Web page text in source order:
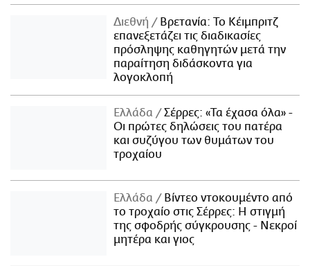
Διεθνή
Βρετανία: Το Κέιμπριτζ
επανεξετάζει τις διαδικασίες
πρόσληψης καθηγητών μετά την
παραίτηση διδάσκοντα για
λογοκλοπή
Ελλάδα
Σέρρες: «Τα έχασα όλα» -
Οι πρώτες δηλώσεις του πατέρα
και συζύγου των θυμάτων του
τροχαίου
Ελλάδα
Βίντεο ντοκουμέντο από
το τροχαίο στις Σέρρες: Η στιγμή
της σφοδρής σύγκρουσης - Νεκροί
μητέρα και γιος